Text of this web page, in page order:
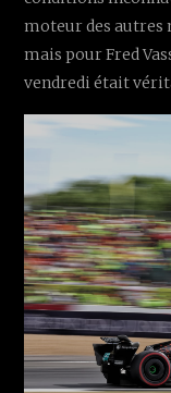
moteur des autres
mais pour Fred
vendredi était